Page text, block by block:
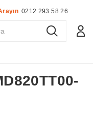
0212 293 58 26